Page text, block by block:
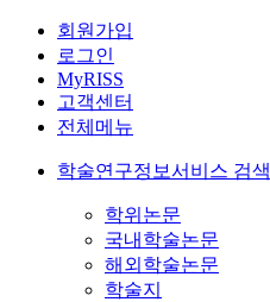
회원가입
로그인
MyRISS
고객센터
전체메뉴
학술연구정보서비스 검색
학위논문
국내학술논문
해외학술논문
학술지